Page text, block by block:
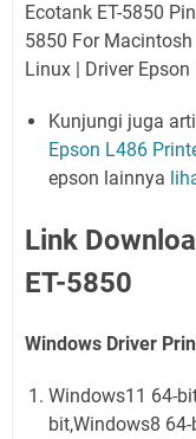
Ecotank ET-5850
5850 For Macintosh
Linux | Driver
Kunjungi juga
Epson L486
epson lainnya
Link
ET-5850
Windows Driver
Windows11 64-
bit,Windows8